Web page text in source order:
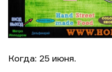
Когда: 25 июня.